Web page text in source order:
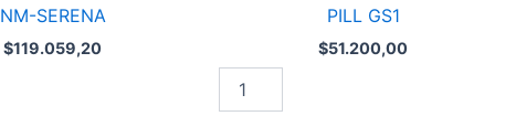
NM-SERENA
$119.059,20
PILL GS1
$51.200,00